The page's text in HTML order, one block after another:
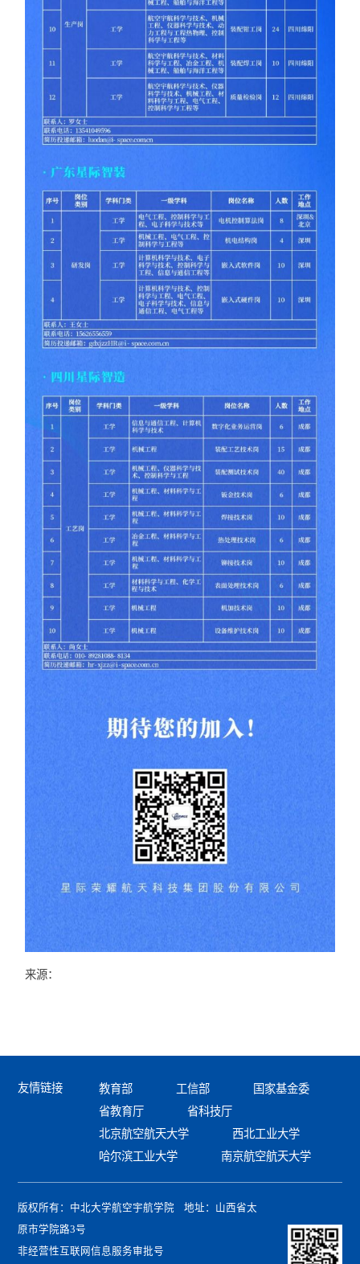
来源：
友情链接 教育部 工信部
国家基金委
省教育厅
省科技厅
北京航空航天大学
西北工业大学
哈尔滨工业大学
南京航空航天大学
版权所有：中北大学航空宇航学院 地址：山西省太
原市学院路3号
非经营性互联网信息服务审批号